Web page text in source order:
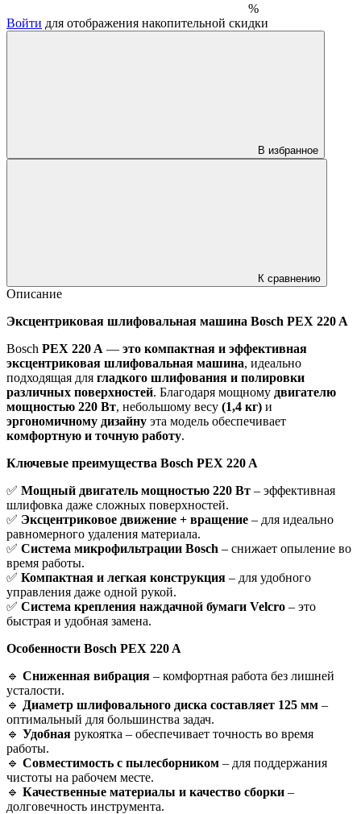
%
Войти для отображения накопительной скидки
В избранное
К сравнению
Описание
Эксцентриковая шлифовальная машина Bosch PEX 220 A
Bosch PEX 220 A — это компактная и эффективная
эксцентриковая шлифовальная машина, идеально
подходящая для гладкого шлифования и полировки
различных поверхностей. Благодаря мощному двигателю
мощностью 220 Вт, небольшому весу (1,4 кг) и
эргономичному дизайну эта модель обеспечивает
комфортную и точную работу.
Ключевые преимущества Bosch PEX 220 A
✅ Мощный двигатель мощностью 220 Вт – эффективная
шлифовка даже сложных поверхностей.
✅ Эксцентриковое движение + вращение – для идеально
равномерного удаления материала.
✅ Система микрофильтрации Bosch – снижает опыление во
время работы.
✅ Компактная и легкая конструкция – для удобного
управления даже одной рукой.
✅ Система крепления наждачной бумаги Velcro – это
быстрая и удобная замена.
Особенности Bosch PEX 220 A
🔹 Сниженная вибрация – комфортная работа без лишней
усталости.
🔹 Диаметр шлифовального диска составляет 125 мм –
оптимальный для большинства задач.
🔹 Удобная рукоятка – обеспечивает точность во время
работы.
🔹 Совместимость с пылесборником – для поддержания
чистоты на рабочем месте.
🔹 Качественные материалы и качество сборки –
долговечность инструмента.